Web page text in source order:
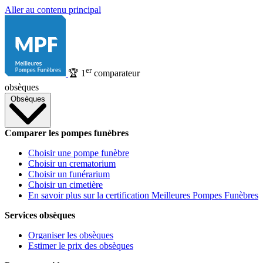
Aller au contenu principal
🏆 1 ercomparateur
obsèques
Obsèques
Comparer les pompes funèbres
Choisir une pompe funèbre
Choisir un crematorium
Choisir un funérarium
Choisir un cimetière
En savoir plus sur la certification Meilleures Pompes Funèbres
Services obsèques
Organiser les obsèques
Estimer le prix des obsèques